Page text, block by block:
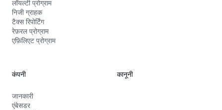
लॉयल्टी प्रोग्राम
निजी ग्राहक
टैक्स रिपोर्टिंग
रेफ़रल प्रोग्राम
एफ़िलिएट प्रोग्राम
कंपनी
जानकारी
एंबेसडर
कानूनी